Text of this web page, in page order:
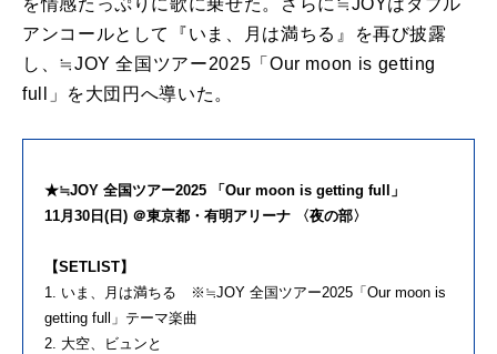
を情感たっぷりに歌に乗せた。さらに≒JOYはダブル
アンコールとして『いま、月は満ちる』を再び披露
し、≒JOY 全国ツアー2025「Our moon is getting
full」を大団円へ導いた。
★≒JOY 全国ツアー2025 「Our moon is getting full」
11月30日(日) ＠東京都・有明アリーナ 〈夜の部〉
【SETLIST】
1. いま、月は満ちる ※≒JOY 全国ツアー2025「Our moon is
getting full」テーマ楽曲
2. 大空、ビュンと